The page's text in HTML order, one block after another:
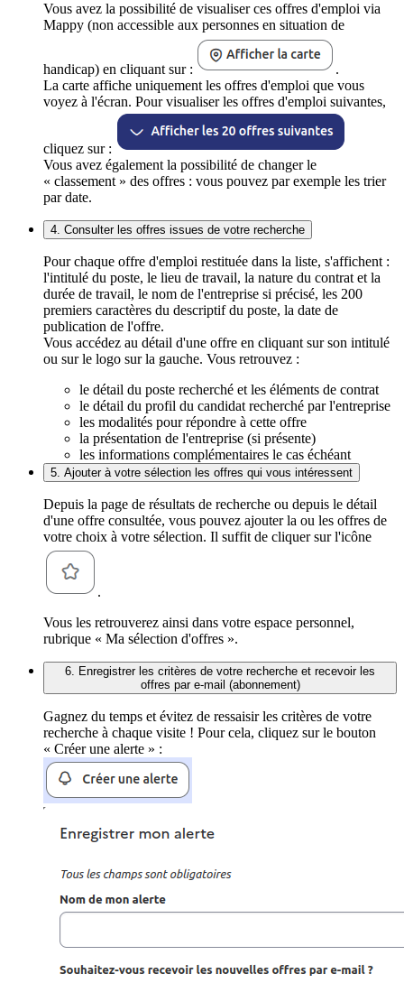
Vous avez la possibilité de visualiser ces offres d'emploi via
Mappy (non accessible aux personnes en situation de
handicap) en cliquant sur :
.
La carte affiche uniquement les offres d'emploi que vous
voyez à l'écran. Pour visualiser les offres d'emploi suivantes,
cliquez sur :
Vous avez également la possibilité de changer le
« classement » des offres : vous pouvez par exemple les trier
par date.
4. Consulter les offres issues de votre recherche
Pour chaque offre d'emploi restituée dans la liste, s'affichent :
l'intitulé du poste, le lieu de travail, la nature du contrat et la
durée de travail, le nom de l'entreprise si précisé, les 200
premiers caractères du descriptif du poste, la date de
publication de l'offre.
Vous accédez au détail d'une offre en cliquant sur son intitulé
ou sur le logo sur la gauche. Vous retrouvez :
le détail du poste recherché et les éléments de contrat
le détail du profil du candidat recherché par l'entreprise
les modalités pour répondre à cette offre
la présentation de l'entreprise (si présente)
les informations complémentaires le cas échéant
5. Ajouter à votre sélection les offres qui vous intéressent
Depuis la page de résultats de recherche ou depuis le détail
d'une offre consultée, vous pouvez ajouter la ou les offres de
votre choix à votre sélection. Il suffit de cliquer sur l'icône
.
Vous les retrouverez ainsi dans votre espace personnel,
rubrique « Ma sélection d'offres ».
6. Enregistrer les critères de votre recherche et recevoir les
offres par e-mail (abonnement)
Gagnez du temps et évitez de ressaisir les critères de votre
recherche à chaque visite ! Pour cela, cliquez sur le bouton
« Créer une alerte » :